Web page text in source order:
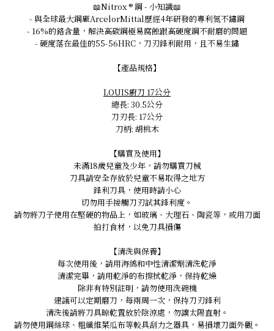
📖Nitrox ® 鋼 - 小知識📖
- 與全球最大鋼廠ArcelorMittal歷經4年研發的專利氮不鏽鋼
- 16%的鉻含量，解決高碳鋼極易腐蝕跟高硬度鋼不耐磨的問題
- 硬度落在最佳的55-56HRC，刀刃鋒利耐用，且不易生鏽
【產品規格】
LOUIS廚刀 17公分
總長: 30.5公分
刀刃長: 17公分
刀柄: 胡桃木
【購買及使用】
未滿18歲兒童及少年，請勿購買刀械
刀具請安全存放於兒童不易取得之地方
鋒利刀具，使用時請小心
切勿用手接觸刀刃試其鋒利度。
請勿將刀子使用在堅硬的物品上，如玻璃、大理石、陶瓷等，或用刀面
拍打食材，以免刀具損傷
【清洗與保養】
每次使用後，請用海綿和中性清潔劑清洗乾淨
清潔完畢，請用乾淨的布擦拭乾淨，保持乾燥
除非有特別註明，請勿使用洗碗機
建議可以定期磨刀，每兩周一次，保持刀刃鋒利
清洗後請將刀具晾乾置放於陰涼處，勿讓太陽直射。
請勿使用鋼絲球、粗纖維菜瓜布等較具刮力之器具，易損壞刀面外觀。